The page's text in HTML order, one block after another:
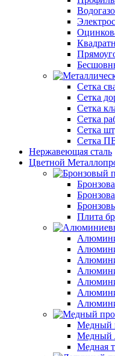
Сетка
Сетка
Сетка
Сетка
Сетка
Сетка
Нержавеющая сталь
Цветной
Плита
Медный
Медный
Медная